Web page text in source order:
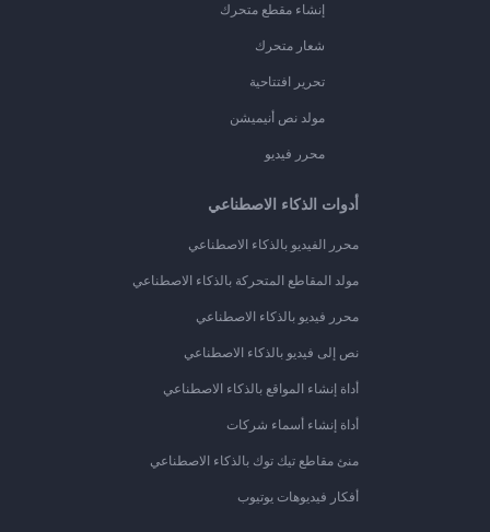
إنشاء مقطع متحرك
شعار متحرك
تحرير افتتاحية
مولد نص أنيميشن
محرر فيديو
أدوات الذكاء الاصطناعي
محرر الفيديو بالذكاء الاصطناعي
مولد المقاطع المتحركة بالذكاء الاصطناعي
محرر فيديو بالذكاء الاصطناعي
نص إلى فيديو بالذكاء الاصطناعي
أداة إنشاء المواقع بالذكاء الاصطناعي
أداة إنشاء أسماء شركات
منئ مقاطع تيك توك بالذكاء الاصطناعي
أفكار فيديوهات يوتيوب